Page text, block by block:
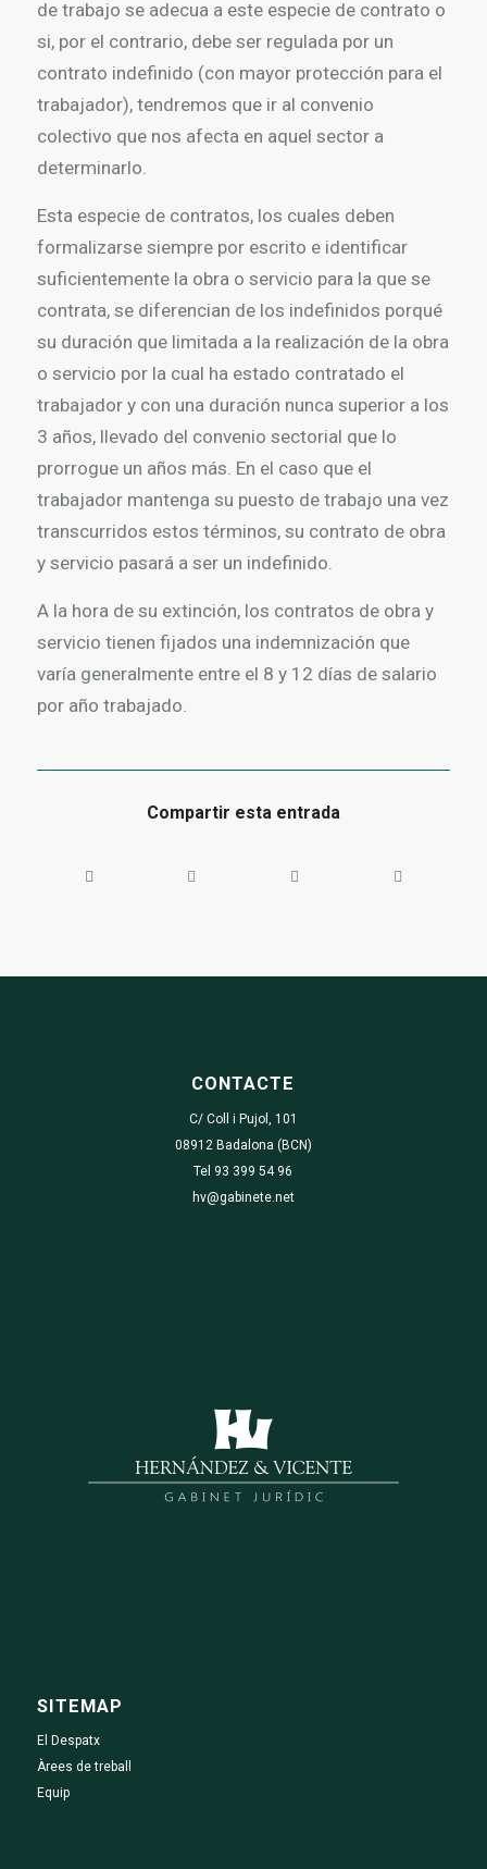
de trabajo se adecua a este especie de contrato o
si, por el contrario, debe ser regulada por un
contrato indefinido (con mayor protección para el
trabajador), tendremos que ir al convenio
colectivo que nos afecta en aquel sector a
determinarlo.
Esta especie de contratos, los cuales deben
formalizarse siempre por escrito e identificar
suficientemente la obra o servicio para la que se
contrata, se diferencian de los indefinidos porqué
su duración que limitada a la realización de la obra
o servicio por la cual ha estado contratado el
trabajador y con una duración nunca superior a los
3 años, llevado del convenio sectorial que lo
prorrogue un años más. En el caso que el
trabajador mantenga su puesto de trabajo una vez
transcurridos estos términos, su contrato de obra
y servicio pasará a ser un indefinido.
A la hora de su extinción, los contratos de obra y
servicio tienen fijados una indemnización que
varía generalmente entre el 8 y 12 días de salario
por año trabajado.
Compartir esta entrada
CONTACTE
C/ Coll i Pujol, 101
08912 Badalona (BCN)
Tel 93 399 54 96
hv@gabinete.net
SITEMAP
El Despatx
Àrees de treball
Equip